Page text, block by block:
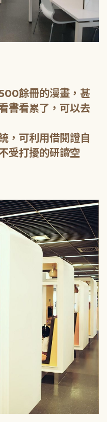
餘冊的漫畫，甚
書看累了，可以去
，可利用借閱證自
受打擾的研讀空